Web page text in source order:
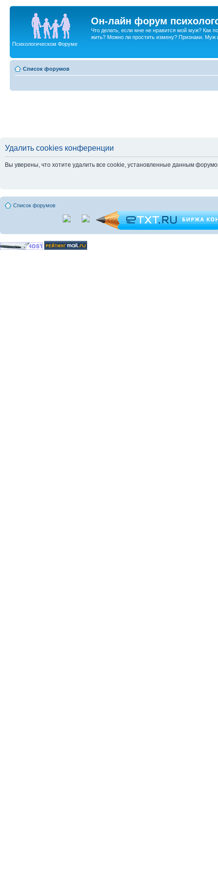
Он-лайн форум
Что делать, если мне не нравится мой муж? Как
жить? Можно ли простить измену? Признаки. Муж
Психологическом Форуме
Список форумов
Удалить cookies конференции
Вы уверены, что хотите удалить все cookie, установленные данным
Список форумов